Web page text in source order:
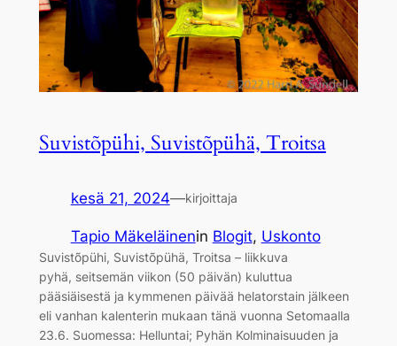
Suvistõpühi, Suvistõpühä, Troitsa
kesä 21, 2024—kirjoittaja
Tapio Mäkeläinenin Blogit, Uskonto
Suvistõpühi, Suvistõpühä, Troitsa – liikkuva
pyhä, seitsemän viikon (50 päivän) kuluttua
pääsiäisestä ja kymmenen päivää helatorstain jälkeen
eli vanhan kalenterin mukaan tänä vuonna Setomaalla
23.6. Suomessa: Helluntai; Pyhän Kolminaisuuden ja